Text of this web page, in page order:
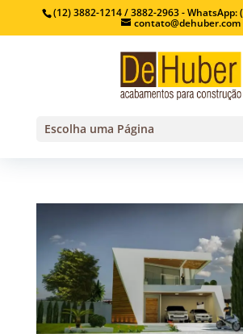
(12) 3882-1214 / 3882-2963 - WhatsApp:
contato@dehuber.com
Escolha uma Página